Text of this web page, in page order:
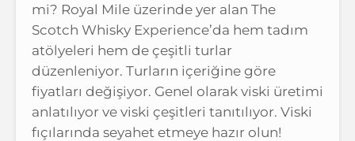
mi? Royal Mile üzerinde yer alan The
Scotch Whisky Experience’da hem tadım
atölyeleri hem de çeşitli turlar
düzenleniyor. Turların içeriğine göre
fiyatları değişiyor. Genel olarak viski üretimi
anlatılıyor ve viski çeşitleri tanıtılıyor. Viski
fıçılarında seyahet etmeye hazır olun!